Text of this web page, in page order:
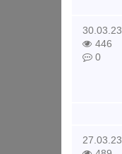
30.03.23
446
0
27.03.23